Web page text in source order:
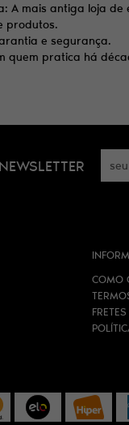
A mais antiga loja
produtos.
e segurança.
quem pratica há
NEWSLETTER
COMO